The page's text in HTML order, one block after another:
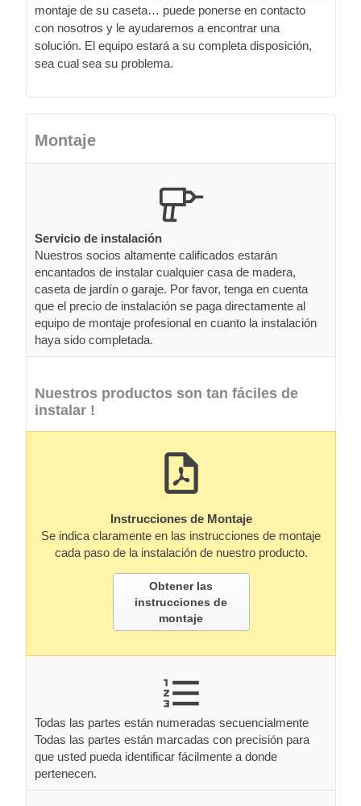
montaje de su caseta… puede ponerse en contacto
con nosotros y le ayudaremos a encontrar una
solución. El equipo estará a su completa disposición,
sea cual sea su problema.
Montaje
Servicio de instalación
Nuestros socios altamente calificados estarán
encantados de instalar cualquier casa de madera,
caseta de jardín o garaje. Por favor, tenga en cuenta
que el precio de instalación se paga directamente al
equipo de montaje profesional en cuanto la instalación
haya sido completada.
Nuestros productos son tan fáciles de
instalar !
Instrucciones de Montaje
Se indica claramente en las instrucciones de montaje
cada paso de la instalación de nuestro producto.
Obtener las
instrucciones de
montaje
Todas las partes están numeradas secuencialmente
Todas las partes están marcadas con precisión para
que usted pueda identificar fácilmente a donde
pertenecen.